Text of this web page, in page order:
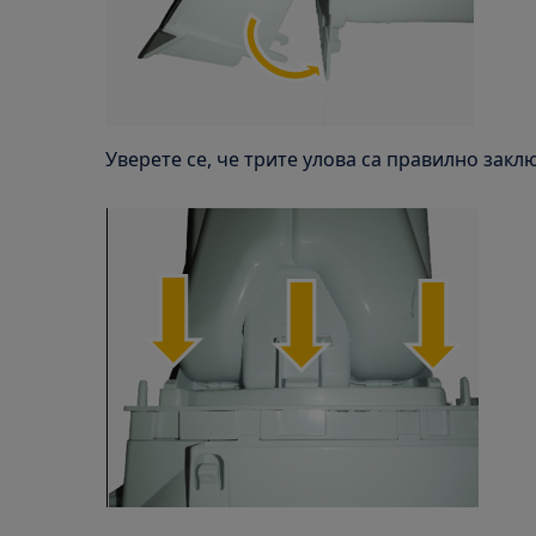
Уверете се, че трите улова са правилно